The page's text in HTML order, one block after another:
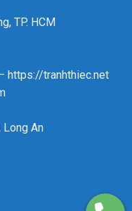
TP. HCM
https://tranhthiec.net
An